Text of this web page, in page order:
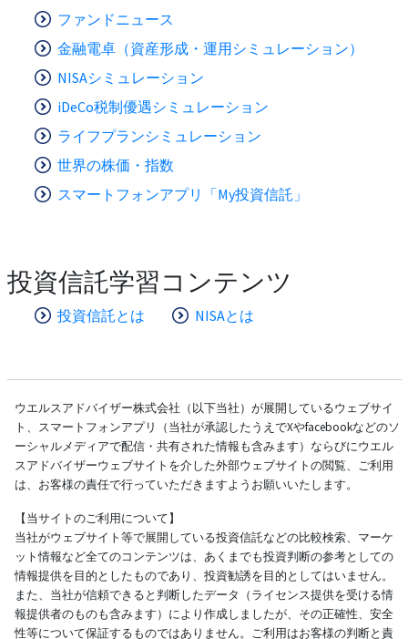
ファンドニュース
金融電卓（資産形成・運用シミュレーション）
NISAシミュレーション
iDeCo税制優遇シミュレーション
ライフプランシミュレーション
世界の株価・指数
スマートフォンアプリ「My投資信託」
投資信託学習コンテンツ
投資信託とは NISAとは
ウエルスアドバイザー株式会社（以下当社）が展開しているウェブサイ
ト、スマートフォンアプリ（当社が承認したうえでXやfacebookなどのソ
ーシャルメディアで配信・共有された情報も含みます）ならびにウエル
スアドバイザーウェブサイトを介した外部ウェブサイトの閲覧、ご利用
は、お客様の責任で行っていただきますようお願いいたします。
【当サイトのご利用について】
当社がウェブサイト等で展開している投資信託などの比較検索、マーケ
ット情報など全てのコンテンツは、あくまでも投資判断の参考としての
情報提供を目的としたものであり、投資勧誘を目的としてはいません。
また、当社が信頼できると判断したデータ（ライセンス提供を受ける情
報提供者のものも含みます）により作成しましたが、その正確性、安全
性等について保証するものではありません。ご利用はお客様の判断と責